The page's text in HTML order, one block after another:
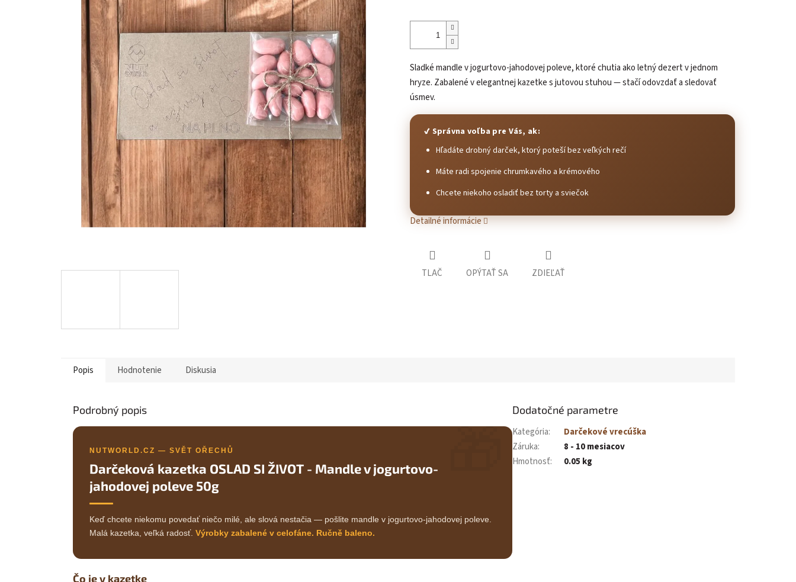
Sladké mandle v jogurtovo-jahodovej poleve, ktoré chutia ako letný dezert v jednom
hryze. Zabalené v elegantnej kazetke s jutovou stuhou — stačí odovzdať a sledovať
úsmev.
✔ Správna voľba pre Vás, ak:
Hľadáte drobný darček, ktorý poteší bez veľkých rečí
Máte radi spojenie chrumkavého a krémového
Chcete niekoho osladiť bez torty a sviečok
Detailné informácie
TLAČ OPÝTAŤ SA ZDIEĽAŤ
Popis Hodnotenie Diskusia
Podrobný popis
NUTWORLD.CZ — SVĚT OŘECHŮ
Darčeková kazetka OSLAD SI ŽIVOT - Mandle v jogurtovo-
jahodovej poleve 50g
Keď chcete niekomu povedať niečo milé, ale slová nestačia — pošlite mandle v jogurtovo-jahodovej poleve.
Malá kazetka, veľká radosť. Výrobky zabalené v celofáne. Ručně baleno.
Čo je v kazetke
Dodatočné parametre
Kategória:
Darčekové vrecúška
Záruka:
8 - 10 mesiacov
Hmotnosť: 0.05 kg